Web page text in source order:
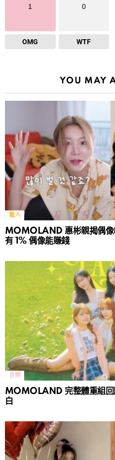
1
OMG
0
WTF
YOU MAY
藝人
MOMOLAND 惠彬親揭偶像
有 1% 偶像能賺錢
音樂
MOMOLAND 完整體重組
白